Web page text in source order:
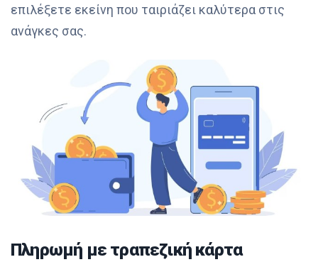
επιλέξετε εκείνη που ταιριάζει καλύτερα στις
ανάγκες σας.
Πληρωμή με τραπεζική κάρτα